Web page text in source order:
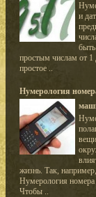
и
простым числам от
простое ..
Нумерология
жизнь. Так,
Нумерология номера
Чтобы ..